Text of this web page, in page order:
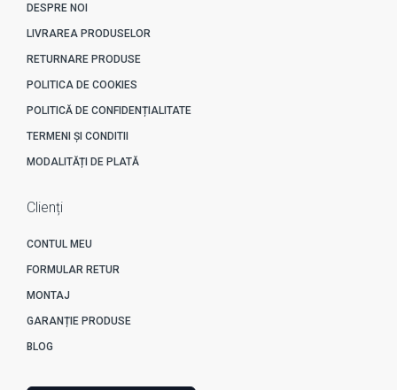
DESPRE NOI
LIVRAREA PRODUSELOR
RETURNARE PRODUSE
POLITICA DE COOKIES
POLITICĂ DE CONFIDENȚIALITATE
TERMENI ȘI CONDITII
MODALITĂȚI DE PLATĂ
Clienți
CONTUL MEU
FORMULAR RETUR
MONTAJ
GARANȚIE PRODUSE
BLOG